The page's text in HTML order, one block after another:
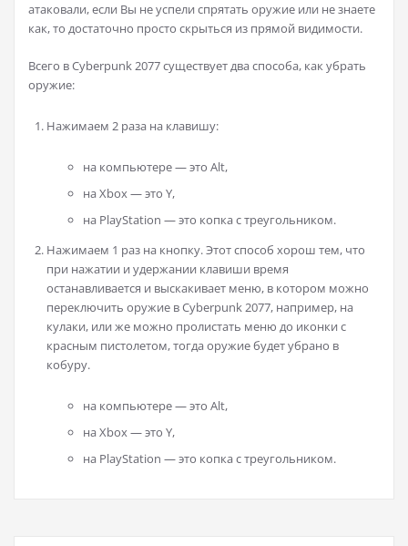
атаковали, если Вы не успели спрятать оружие или не знаете
как, то достаточно просто скрыться из прямой видимости.
Всего в Cyberpunk 2077 существует два способа, как убрать
оружие:
Нажимаем 2 раза на клавишу:
на компьютере — это Alt,
на Xbox — это Y,
на PlayStation — это копка с треугольником.
Нажимаем 1 раз на кнопку. Этот способ хорош тем, что
при нажатии и удержании клавиши время
останавливается и выскакивает меню, в котором можно
переключить оружие в Cyberpunk 2077, например, на
кулаки, или же можно пролистать меню до иконки с
красным пистолетом, тогда оружие будет убрано в
кобуру.
на компьютере — это Alt,
на Xbox — это Y,
на PlayStation — это копка с треугольником.